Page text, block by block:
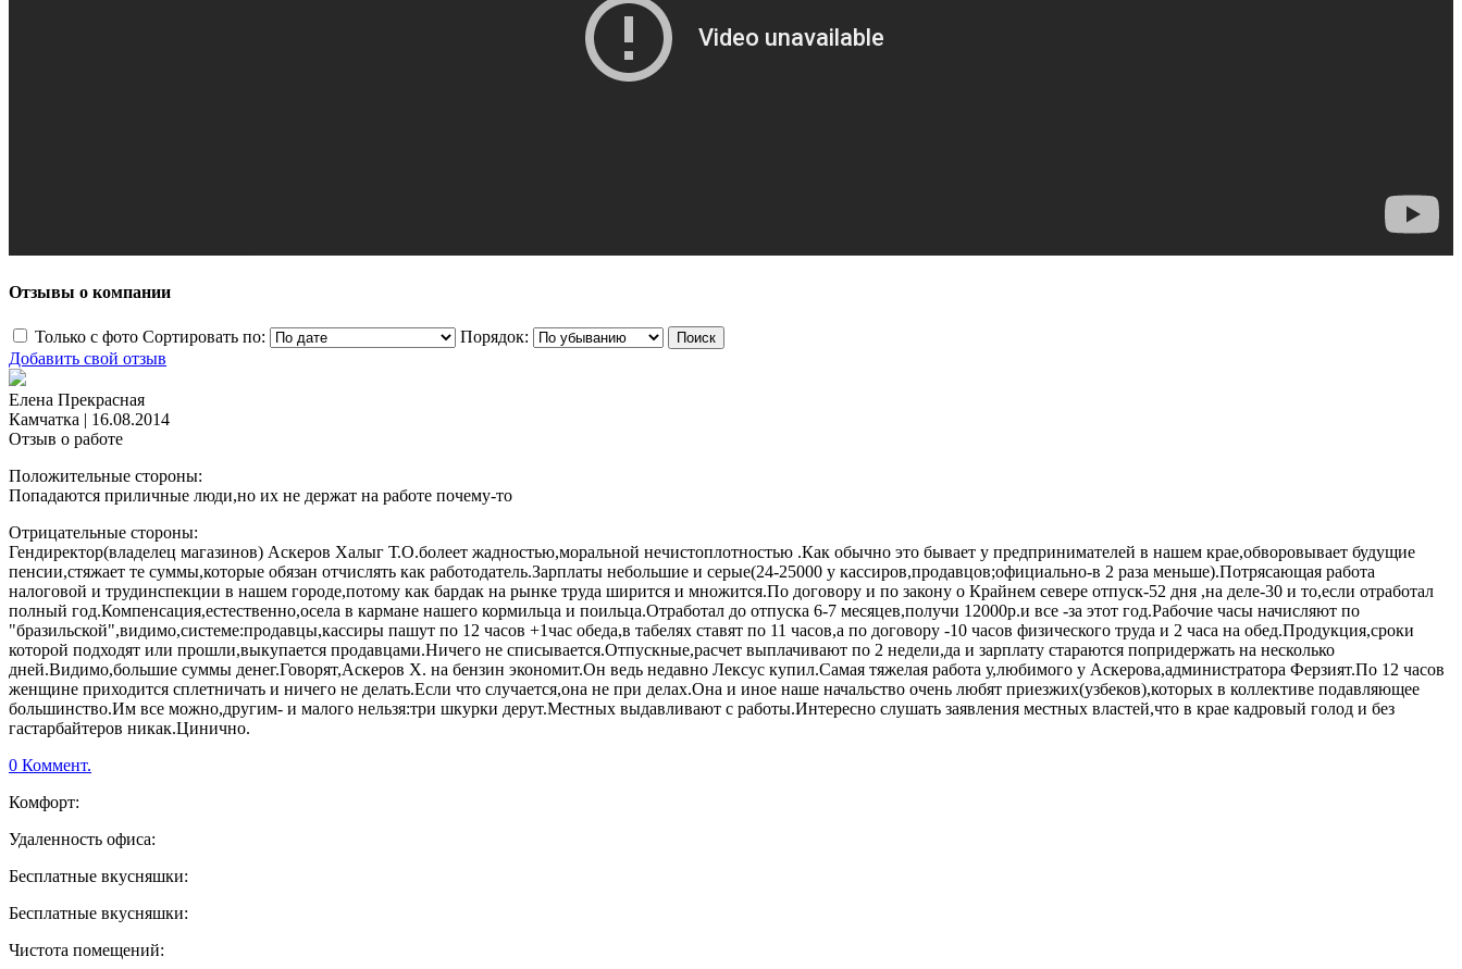
Отзывы о компании
Только с фото Сортировать по:
Порядок:
Добавить свой отзыв
Елена Прекрасная
Камчатка | 16.08.2014
Отзыв о работе
Положительные стороны:
Попадаются приличные люди,но их не держат на работе почему-то
Отрицательные стороны:
Гендиректор(владелец магазинов) Аскеров Халыг Т.О.болеет жадностью,моральной нечистоплотностью .Как обычно это бывает у предпринимателей в нашем крае,обворовывает будущие
пенсии,стяжает те суммы,которые обязан отчислять как работодатель.Зарплаты небольшие и серые(24-25000 у кассиров,продавцов;официально-в 2 раза меньше).Потрясающая работа
налоговой и трудинспекции в нашем городе,потому как бардак на рынке труда ширится и множится.По договору и по закону о Крайнем севере отпуск-52 дня ,на деле-30 и то,если отработал
полный год.Компенсация,естественно,осела в кармане нашего кормильца и поильца.Отработал до отпуска 6-7 месяцев,получи 12000р.и все -за этот год.Рабочие часы начисляют по
"бразильской",видимо,системе:продавцы,кассиры пашут по 12 часов +1час обеда,в табелях ставят по 11 часов,а по договору -10 часов физического труда и 2 часа на обед.Продукция,сроки
которой подходят или прошли,выкупается продавцами.Ничего не списывается.Отпускные,расчет выплачивают по 2 недели,да и зарплату стараются попридержать на несколько
дней.Видимо,большие суммы денег.Говорят,Аскеров Х. на бензин экономит.Он ведь недавно Лексус купил.Самая тяжелая работа у,любимого у Аскерова,администратора Ферзият.По 12 часов
женщине приходится сплетничать и ничего не делать.Если что случается,она не при делах.Она и иное наше начальство очень любят приезжих(узбеков),которых в коллективе подавляющее
большинство.Им все можно,другим- и малого нельзя:три шкурки дерут.Местных выдавливают с работы.Интересно слушать заявления местных властей,что в крае кадровый голод и без
гастарбайтеров никак.Цинично.
0 Коммент.
Комфорт:
Удаленность офиса:
Бесплатные вкусняшки:
Бесплатные вкусняшки:
Чистота помещений: